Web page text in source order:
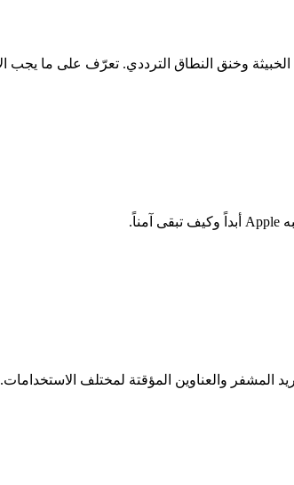
والعناوين المؤقتة لمختلف الاستخدامات.